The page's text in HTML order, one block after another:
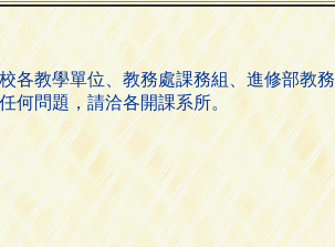
各教學單位、教務處課務組、進修部教
何問題，請洽各開課系所。